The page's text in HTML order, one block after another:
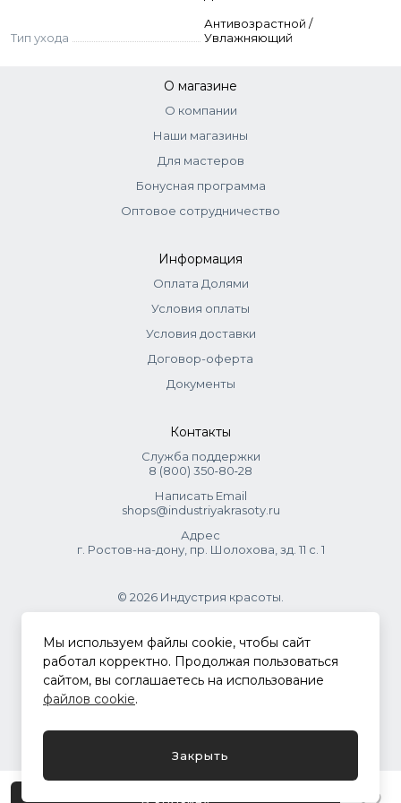
Тип ухода
Антивозрастной /
Увлажняющий
О магазине
О компании
Наши магазины
Для мастеров
Бонусная программа
Оптовое сотрудничество
Информация
Оплата Долями
Условия оплаты
Условия доставки
Договор-оферта
Документы
Контакты
Служба поддержки
8 (800) 350‑80‑28
Написать Email
shops@industriyakrasoty.ru
Адрес
г. Ростов-на-дону, пр. Шолохова, зд. 11 с. 1
© 2026 Индустрия красоты.
.
Политика конфиденциальности
Мы используем файлы cookie, чтобы сайт
работал корректно. Продолжая пользоваться
сайтом, вы соглашаетесь на использование
файлов cookie.
Закрыть